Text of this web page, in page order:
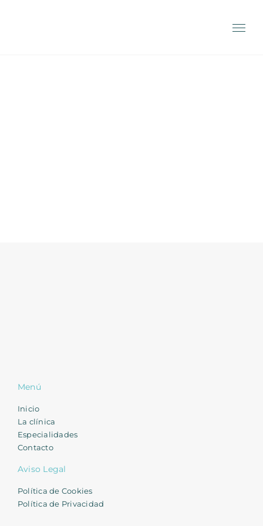
Menú
Inicio
La clínica
Especialidades
Contacto
Aviso Legal
Política de Cookies
Política de Privacidad